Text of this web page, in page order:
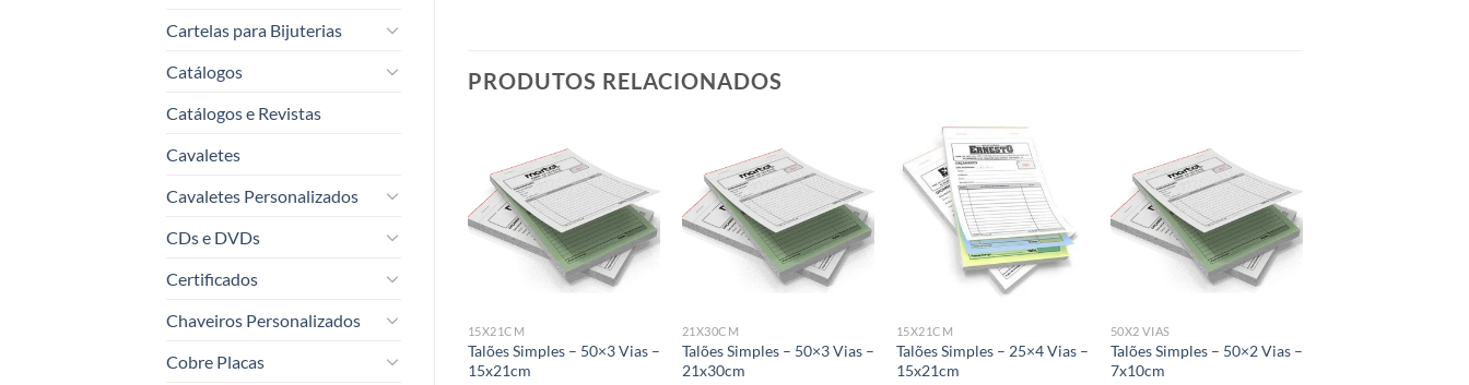
Cartelas para Bijuterias
Catálogos
Catálogos e Revistas
Cavaletes
Cavaletes Personalizados
CDs e DVDs
Certificados
Chaveiros Personalizados
Cobre Placas
PRODUTOS RELACIONADOS
Add to
wishlist
15X21CM
Talões Simples – 50×3 Vias –
15x21cm
Add to
wishlist
21X30CM
Talões Simples – 50×3 Vias –
21x30cm
Add to
wishlist
15X21CM
Talões Simples – 25×4 Vias –
15x21cm
Add to
wishlist
50X2 VIAS
Talões Simples – 50×2 Vias –
7x10cm
wishlist
100 VIAS - NUMERADOS
100 Vias – 21x30cm
wishlist
10X21CM
10x21cm